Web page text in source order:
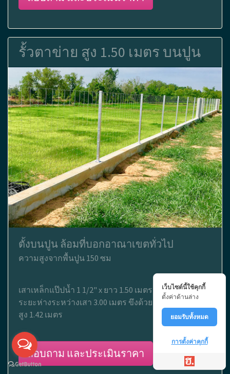
รั้วตาข่าย สูง 1.50 เมตร บนปูน
ตั้งบนปูน ล้อมที่บอกอาณาเขตทั่วไป
ความสูงจากพื้นปูน 150 ซม
เสาเหล็กแป๊ปน้ำ 1 1/2" x ยาว 1.50 เมตร ติดเพลทบนปูน
ระยะห่างระหว่างเสา 3.00 เมตร ขึงด้วยตาข่ายไวน์แมน
สูง 1.42 เมตร
สอบถาม และประเมินราคา
เว็บไซต์นี้ใช้คุกกี้
ตั้งค่าด้านล่าง
ยอมรับทั้งหมด
การตั้งค่าคุกกี้